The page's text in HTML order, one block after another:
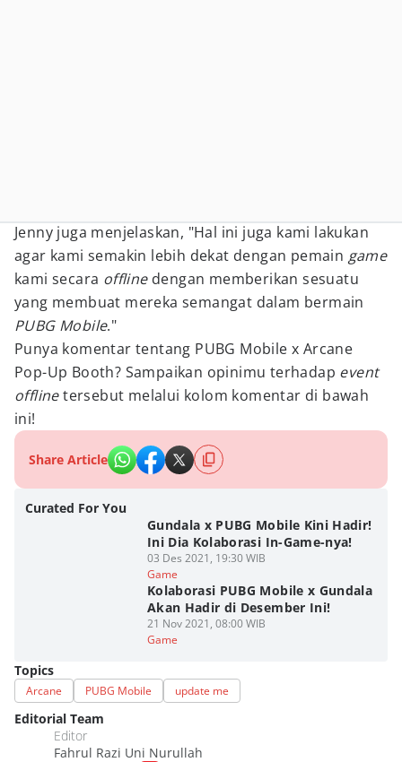
Jenny juga menjelaskan, "Hal ini juga kami lakukan
agar kami semakin lebih dekat dengan pemain game
kami secara offlinedengan memberikan sesuatu
yang membuat mereka semangat dalam bermain
PUBG Mobile."
Punya komentar tentang PUBG Mobile x Arcane
Pop-Up Booth? Sampaikan opinimu terhadap event
offlinetersebut melalui kolom komentar di bawah
ini!
Share Article
Curated For You
Gundala x PUBG Mobile Kini Hadir!
Ini Dia Kolaborasi In-Game-nya!
03 Des 2021, 19:30 WIB
Game
Kolaborasi PUBG Mobile x Gundala
Akan Hadir di Desember Ini!
21 Nov 2021, 08:00 WIB
Game
Topics
Arcane PUBG Mobile update me
Editorial Team
Editor
Fahrul Razi Uni Nurullah